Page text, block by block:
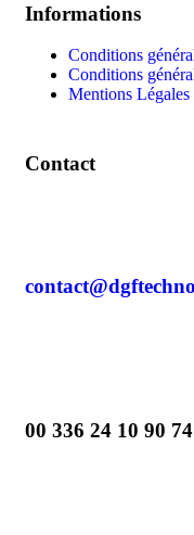
Informations
Conditions
Conditions
Mentions Légales
Contact
00 336 24 10 90 74